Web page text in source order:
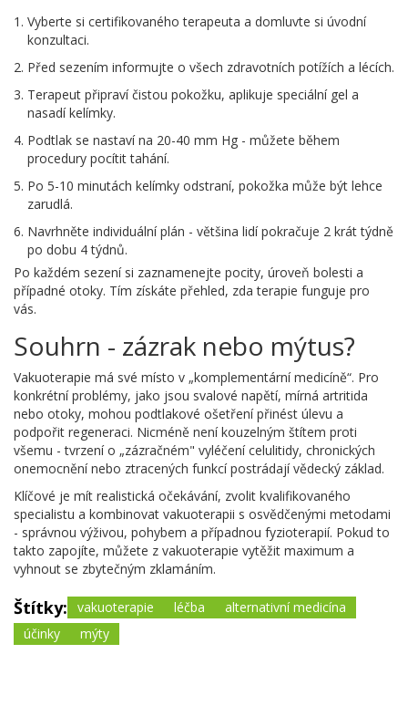
Vyberte si certifikovaného terapeuta a domluvte si úvodní
konzultaci.
Před sezením informujte o všech zdravotních potížích a lécích.
Terapeut připraví čistou pokožku, aplikuje speciální gel a
nasadí kelímky.
Podtlak se nastaví na 20-40 mm Hg - můžete během
procedury pocítit tahání.
Po 5-10 minutách kelímky odstraní, pokožka může být lehce
zarudlá.
Navrhněte individuální plán - většina lidí pokračuje 2 krát týdně
po dobu 4 týdnů.
Po každém sezení si zaznamenejte pocity, úroveň bolesti a
případné otoky. Tím získáte přehled, zda terapie funguje pro
vás.
Souhrn - zázrak nebo mýtus?
Vakuoterapie má své místo v „komplementární medicíně“. Pro
konkrétní problémy, jako jsou svalové napětí, mírná artritida
nebo otoky, mohou podtlakové ošetření přinést úlevu a
podpořit regeneraci. Nicméně není kouzelným štítem proti
všemu - tvrzení o „zázračném" vyléčení celulitidy, chronických
onemocnění nebo ztracených funkcí postrádají vědecký základ.
Klíčové je mít realistická očekávání, zvolit kvalifikovaného
specialistu a kombinovat vakuoterapii s osvědčenými metodami
- správnou výživou, pohybem a případnou fyzioterapií. Pokud to
takto zapojíte, můžete z vakuoterapie vytěžit maximum a
vyhnout se zbytečným zklamáním.
Štítky: vakuoterapie léčba
alternativní medicína
účinky
mýty